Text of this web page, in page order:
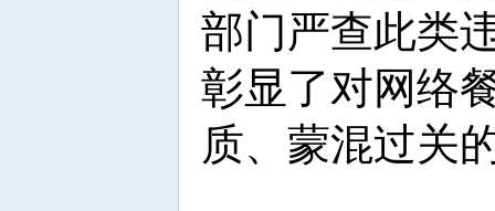
部门严查此类
彰显了对网络
质、蒙混过关